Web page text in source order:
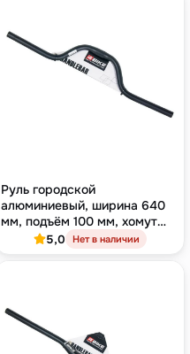
Руль городской
алюминиевый, ширина 640
мм, подъём 100 мм, хомут
25.4 мм, чёрный
5,0 Нет в наличии